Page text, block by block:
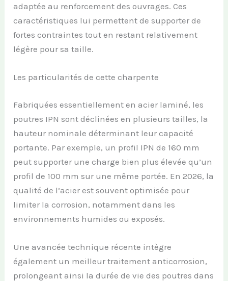
adaptée au renforcement des ouvrages. Ces
caractéristiques lui permettent de supporter de
fortes contraintes tout en restant relativement
légère pour sa taille.
Les particularités de cette charpente
Fabriquées essentiellement en acier laminé, les
poutres IPN sont déclinées en plusieurs tailles, la
hauteur nominale déterminant leur capacité
portante. Par exemple, un profil IPN de 160 mm
peut supporter une charge bien plus élevée qu’un
profil de 100 mm sur une même portée. En 2026, la
qualité de l’acier est souvent optimisée pour
limiter la corrosion, notamment dans les
environnements humides ou exposés.
Une avancée technique récente intègre
également un meilleur traitement anticorrosion,
prolongeant ainsi la durée de vie des poutres dans